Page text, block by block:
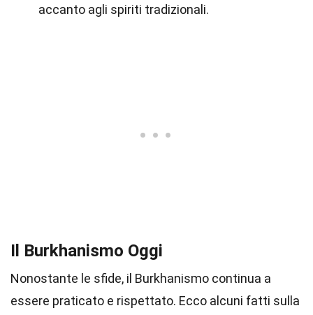
accanto agli spiriti tradizionali.
Il Burkhanismo Oggi
Nonostante le sfide, il Burkhanismo continua a
essere praticato e rispettato. Ecco alcuni fatti sulla